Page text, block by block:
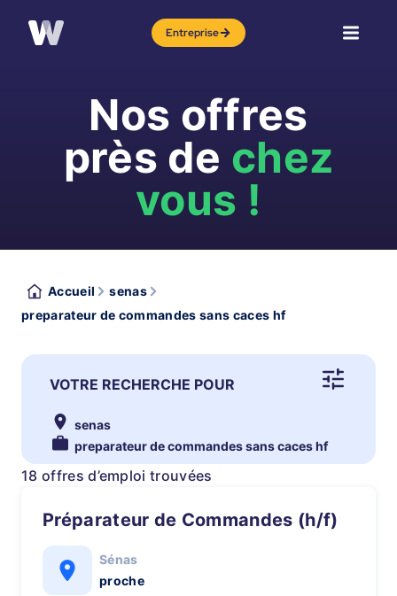
Entreprise
Nos offres
près de chez
vous !
Accueil
senas
preparateur de commandes sans caces hf
VOTRE RECHERCHE POUR
senas
preparateur de commandes sans caces hf
18 offres d’emploi trouvées
Préparateur de Commandes (h/f)
Sénas
proche